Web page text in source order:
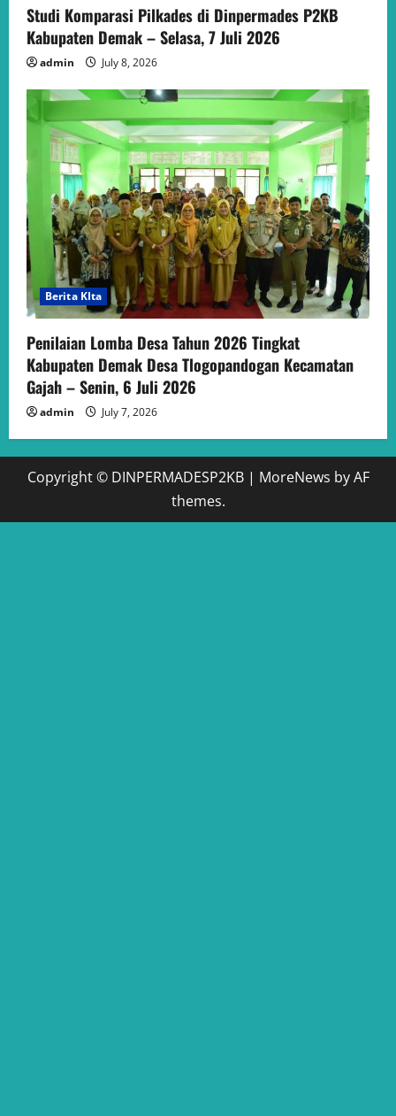
Studi Komparasi Pilkades di Dinpermades P2KB
Kabupaten Demak – Selasa, 7 Juli 2026
admin July 8, 2026
Berita KIta
Penilaian Lomba Desa Tahun 2026 Tingkat
Kabupaten Demak Desa Tlogopandogan Kecamatan
Gajah – Senin, 6 Juli 2026
admin July 7, 2026
Copyright © DINPERMADESP2KB | MoreNews by AF
themes.